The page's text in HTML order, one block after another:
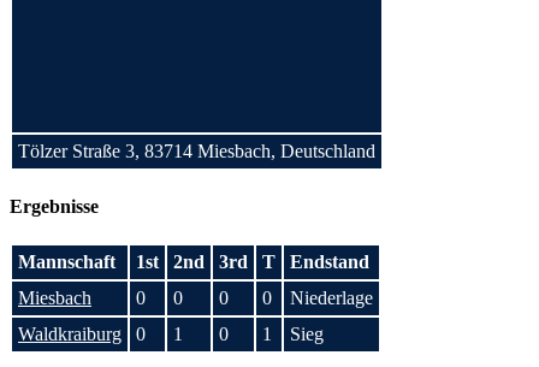
Tölzer Straße 3, 83714 Miesbach, Deutschland
Ergebnisse
Mannschaft 1st 2nd 3rd T
Endstand
Miesbach
0 0 0 0
Niederlage
Waldkraiburg
0 1 0 1 Sieg